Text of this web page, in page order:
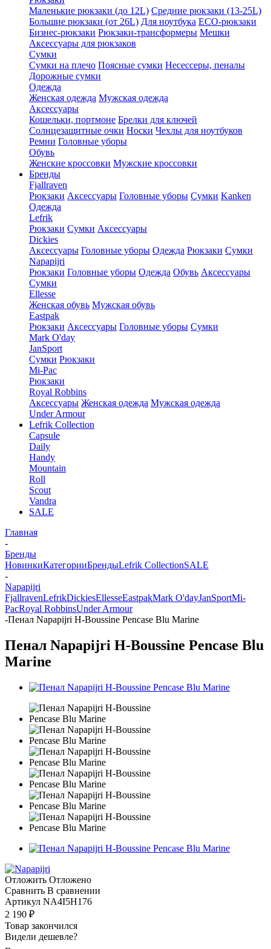
Маленькие рюкзаки (до 12L) Средние рюкзаки (13-25L)
Большие рюкзаки (от 26L) Для ноутбука ECO-рюкзаки
Бизнес-рюкзаки Рюкзаки-трансформеры Мешки
Аксессуары для рюкзаков
Сумки
Сумки на плечо Поясные сумки Несессеры, пеналы
Дорожные сумки
Одежда
Женская одежда Мужская одежда
Аксессуары
Кошельки, портмоне Брелки для ключей
Солнцезащитные очки Носки Чехлы для ноутбуков
Ремни Головные уборы
Обувь
Женские кроссовки Мужские кроссовки
Бренды
Fjallraven
Рюкзаки Аксессуары Головные уборы Сумки Kanken
Одежда
Lefrik
Рюкзаки Сумки Аксессуары
Dickies
Аксессуары Головные уборы Одежда Рюкзаки Сумки
Napapijri
Рюкзаки Головные уборы Одежда Обувь Аксессуары
Сумки
Ellesse
Женская обувь Мужская обувь
Eastpak
Рюкзаки Аксессуары Головные уборы Сумки
Mark O'day
JanSport
Сумки Рюкзаки
Mi-Pac
Рюкзаки
Royal Robbins
Аксессуары Женская одежда Мужская одежда
Under Armour
Lefrik Collection
Capsule
Daily
Handy
Mountain
Roll
Scout
Vandra
SALE
Главная
-
Бренды
НовинкиКатегорииБрендыLefrik CollectionSALE
-
Napapijri
FjallravenLefrikDickiesEllesseEastpakMark O'dayJanSportMi-
PacRoyal RobbinsUnder Armour
-Пенал Napapijri H-Boussine Pencase Blu Marine
Пенал Napapijri H-Boussine Pencase Blu
Marine
Отложить Отложено
Сравнить В сравнении
Артикул NA4I5H176
2 190 ₽
Товар закончился
Видели дешевле?